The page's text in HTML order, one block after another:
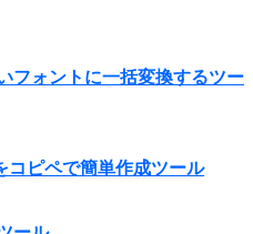
フォントに一括変換するツー
ピペで簡単作成ツール